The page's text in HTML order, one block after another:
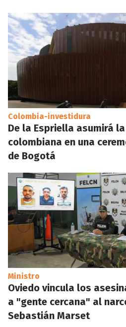
Colombia-investidura
De la Espriella asumirá
colombiana en una
de Bogotá
Ministro
Oviedo vincula los
a "gente cercana" al
Sebastián Marset